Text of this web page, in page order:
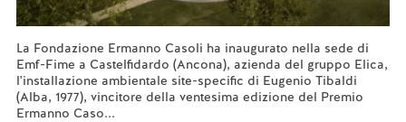
La Fondazione Ermanno Casoli ha inaugurato nella sede di
Emf-Fime a Castelfidardo (Ancona), azienda del gruppo Elica,
l'installazione ambientale site-specific di Eugenio Tibaldi
(Alba, 1977), vincitore della ventesima edizione del Premio
Ermanno Caso...